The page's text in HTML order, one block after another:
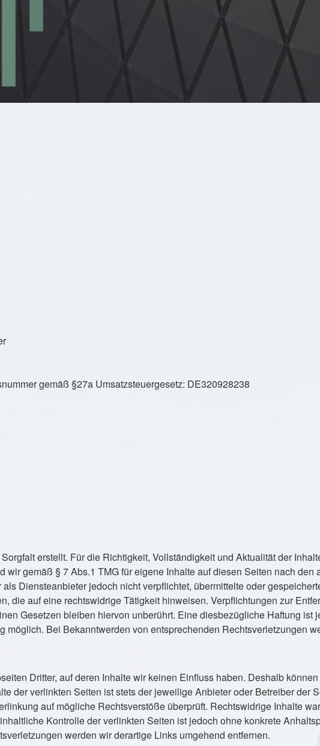
gemäß §27a Umsatzsteuergesetz: DE320928238
erstellt. Für die Richtigkeit, Vollständigkeit und Aktualität der
wir gemäß § 7 Abs.1 TMG für eigene Inhalte auf diesen Seiten nach den
Diensteanbieter jedoch nicht verpflichtet, übermittelte oder
die auf eine rechtswidrige Tätigkeit hinweisen. Verpflichtungen zur
Gesetzen bleiben hiervon unberührt. Eine diesbezügliche Haftung ist
möglich. Bei Bekanntwerden von entsprechenden Rechtsverletzungen
Dritter, auf deren Inhalte wir keinen Einfluss haben. Deshalb
der verlinkten Seiten ist stets der jeweilige Anbieter oder Betreiber der
auf mögliche Rechtsverstöße überprüft. Rechtswidrige Inhalte
Kontrolle der verlinkten Seiten ist jedoch ohne konkrete
werden wir derartige Links umgehend entfernen.